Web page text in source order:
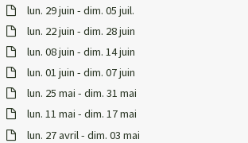
lun. 29 juin - dim. 05 juil.
lun. 22 juin - dim. 28 juin
lun. 08 juin - dim. 14 juin
lun. 01 juin - dim. 07 juin
lun. 25 mai - dim. 31 mai
lun. 11 mai - dim. 17 mai
lun. 27 avril - dim. 03 mai